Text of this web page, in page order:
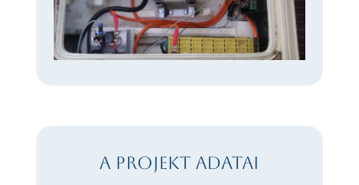
A projekt adatai